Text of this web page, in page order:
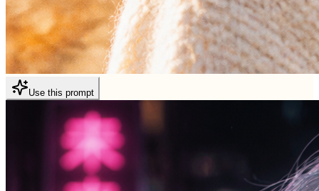
Use this prompt